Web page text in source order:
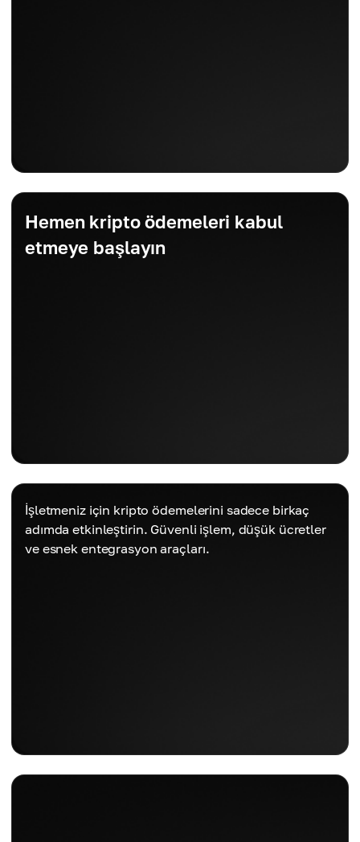
Hemen kripto ödemeleri kabul
etmeye başlayın
İşletmeniz için kripto ödemelerini sadece birkaç
adımda etkinleştirin. Güvenli işlem, düşük ücretler
ve esnek entegrasyon araçları.